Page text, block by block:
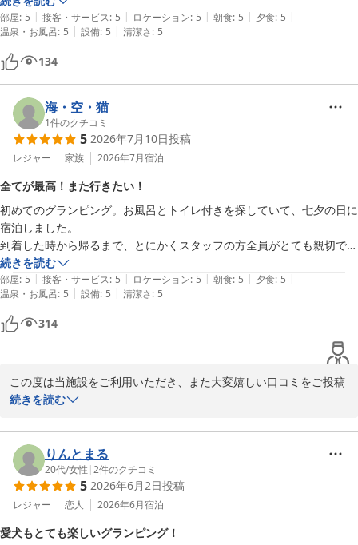
ロイヤルコテージを利用させていただきましたがイメージよりもずっと
素敵でした✨
施設の中で1番眺望のいいオーシャンビューのコテージで2人で宿泊す
るには勿体無いくらい贅沢な広さでした。
主寝室は鍵付き、ベッドはフカフカで寝心地が良く、ロフトに上がると
お布団が3組敷いてありました。
ロフトから見える海も空も、坂下に連なる施設のドームテントやキャビ
ンもとても絵になる風景でした。
お部屋の中は清潔で必要な物はホテルと同じで全て揃っています。
ドライヤーも用意されていましたがチェックイン時にPanasonicのお高
いドライヤーを貸していただけました（無料）
冷蔵庫内に水、キッチンにコーヒーとスティックのお茶が用意されてい
ました。
TVは地上波は視聴できませんがNetflixは無料視聴できます👍🏻
WiFiフリーですし何不自由なくのんびり過ごせました。
夕食BBQはチェックイン時にフロントでBALMUDAの伝熱ヒーターを貸
していただきました。
他には炭と網やカセットコンロと鉄板も選べました。
BBQはコテージ外のプライベートデッキでしたので蚊取り線香も用意
鮮お野菜と豚肉は常陸の輝き、鶏肉はつくばオーガニックチキン（記憶
違いかもしれませんが）どちらも塩麹につけてあり、栃木和牛のランプ
のタレの3種類。お肉はタレをつけずに塩胡椒だけでいただきました✨
朝食はフロント前にある広々としたオーシャンビューの建物内で、地元
の農園で無農薬栽培しているお野菜、無農薬で育てた鶏の卵料理、ドレ
ッシングも自家製でした。
チェックアウトが11時だったので朝食後にコテージ専用カートを借り
部屋: 5 | 接客・サービス: 5 | ロケーション: 5 | 朝食: 5 | 夕食: 5 |
温泉・お風呂: 5 | 設備: 5 | 清潔さ: 5
134
海・空・猫
1件のクチコミ
5 2026年7月10日投稿
レジャー 家族 2026年7月宿泊
全てが最高！また行きたい！
初めてのグランピング。お風呂とトイレ付きを探していて、七夕の日に
宿泊しました。
到着した時から帰るまで、とにかくスタッフの方全員がとても親切で明
るくてとてもウキウキします。お風呂もトイレもとても清潔で設備は何
もかも大満足。部屋着も着心地良かったです。ドーム内から海も見え
て、BBQをしていたら外の芝をカブトムシやクワガタが歩いていて感
激しました。BBQはテント併設の自分達用の専用場所があり、ドリン
クも種類豊富でした。朝食もお洒落で美味しかったです。
続きを読む
部屋: 5 | 接客・サービス: 5 | ロケーション: 5 | 朝食: 5 | 夕食: 5 |
温泉・お風呂: 5 | 設備: 5 | 清潔さ: 5
314
この度は当施設をご利用いただき、また大変嬉しい口コミをご投稿
いただき誠にありがとうございます。
初めてのグランピングに、そして七夕という特別な日に当施設をお
選びいただきましたこと、スタッフ一同心より御礼申し上げます。
ご到着からご出発まで、スタッフの対応やおもてなしにご満足いた
だけたとのこと、大変嬉しく拝見いたしました。また、お部屋やお
快適にお過ごしいただけたご様子に安心いたしました。
続きを読む
りんとまる
20代/女性 |2件のクチコミ
5 2026年6月2日投稿
レジャー 恋人 2026年6月宿泊
愛犬もとても楽しいグランピング！